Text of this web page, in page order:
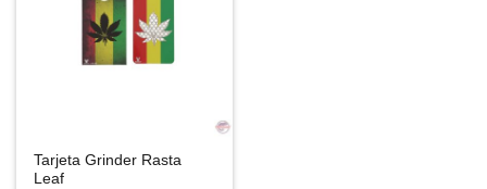
Tarjeta Grinder Rasta
Leaf